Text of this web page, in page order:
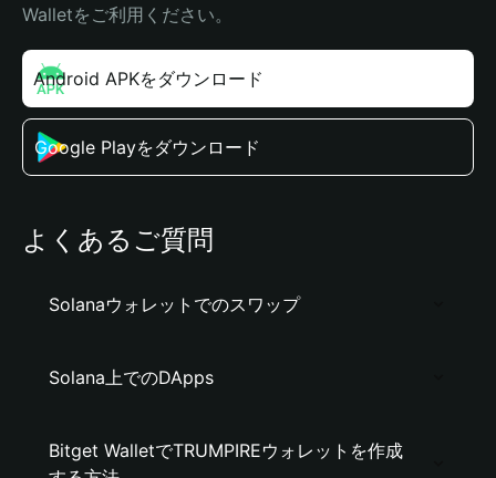
Walletをご利用ください。
Android APKをダウンロード
Google Playをダウンロード
よくあるご質問
Solanaウォレットでのスワップ
Solana上でのDApps
Bitget WalletでTRUMPIREウォレットを作成